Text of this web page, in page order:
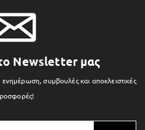
Newsletter μας
συμβουλές και αποκλειστικές